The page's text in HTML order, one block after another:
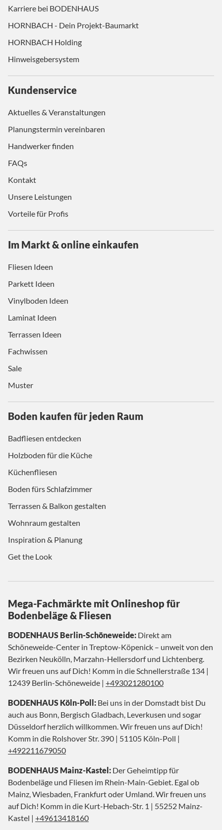
Karriere bei BODENHAUS
HORNBACH - Dein Projekt-Baumarkt
HORNBACH Holding
Hinweisgebersystem
Kundenservice
Aktuelles & Veranstaltungen
Planungstermin vereinbaren
Handwerker finden
FAQs
Kontakt
Unsere Leistungen
Vorteile für Profis
Im Markt & online einkaufen
Fliesen Ideen
Parkett Ideen
Vinylboden Ideen
Laminat Ideen
Terrassen Ideen
Fachwissen
Sale
Muster
Boden kaufen für jeden Raum
Badfliesen entdecken
Holzboden für die Küche
Küchenfliesen
Boden fürs Schlafzimmer
Terrassen & Balkon gestalten
Wohnraum gestalten
Inspiration & Planung
Get the Look
Mega-Fachmärkte mit Onlineshop für
Bodenbeläge & Fliesen
BODENHAUS Berlin-Schöneweide: Direkt am
Schöneweide-Center in Treptow-Köpenick – unweit von den
Bezirken Neukölln, Marzahn-Hellersdorf und Lichtenberg.
Wir freuen uns auf Dich! Komm in die Schnellerstraße 134 |
12439 Berlin-Schöneweide | +493021280100
BODENHAUS Köln-Poll: Bei uns in der Domstadt bist Du
auch aus Bonn, Bergisch Gladbach, Leverkusen und sogar
Düsseldorf herzlich willkommen. Wir freuen uns auf Dich!
Komm in die Rolshover Str. 390 | 51105 Köln-Poll |
+492211679050
BODENHAUS Mainz-Kastel: Der Geheimtipp für
Bodenbeläge und Fliesen im Rhein-Main-Gebiet. Egal ob
Mainz, Wiesbaden, Frankfurt oder Umland. Wir freuen uns
auf Dich! Komm in die Kurt-Hebach-Str. 1 | 55252 Mainz-
Kastel | +49613418160